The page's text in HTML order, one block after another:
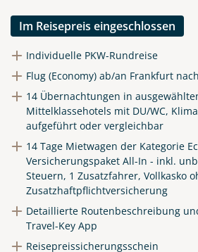
Im Reisepreis eingeschlossen
Individuelle PKW-Rundreise
Flug (Economy) ab/an Frankfurt
14 Übernachtungen in
Mittelklassehotels mit DU/WC,
aufgeführt oder vergleichbar
14 Tage Mietwagen der Kategorie
Versicherungspaket All-In - inkl.
Steuern, 1 Zusatzfahrer, Vollkasko
Zusatzhaftpflichtversicherung
Detaillierte Routenbeschreibung
Travel-Key App
Reisepreissicherungsschein